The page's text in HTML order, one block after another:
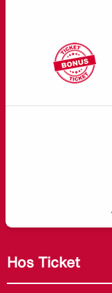
Hos Ticket